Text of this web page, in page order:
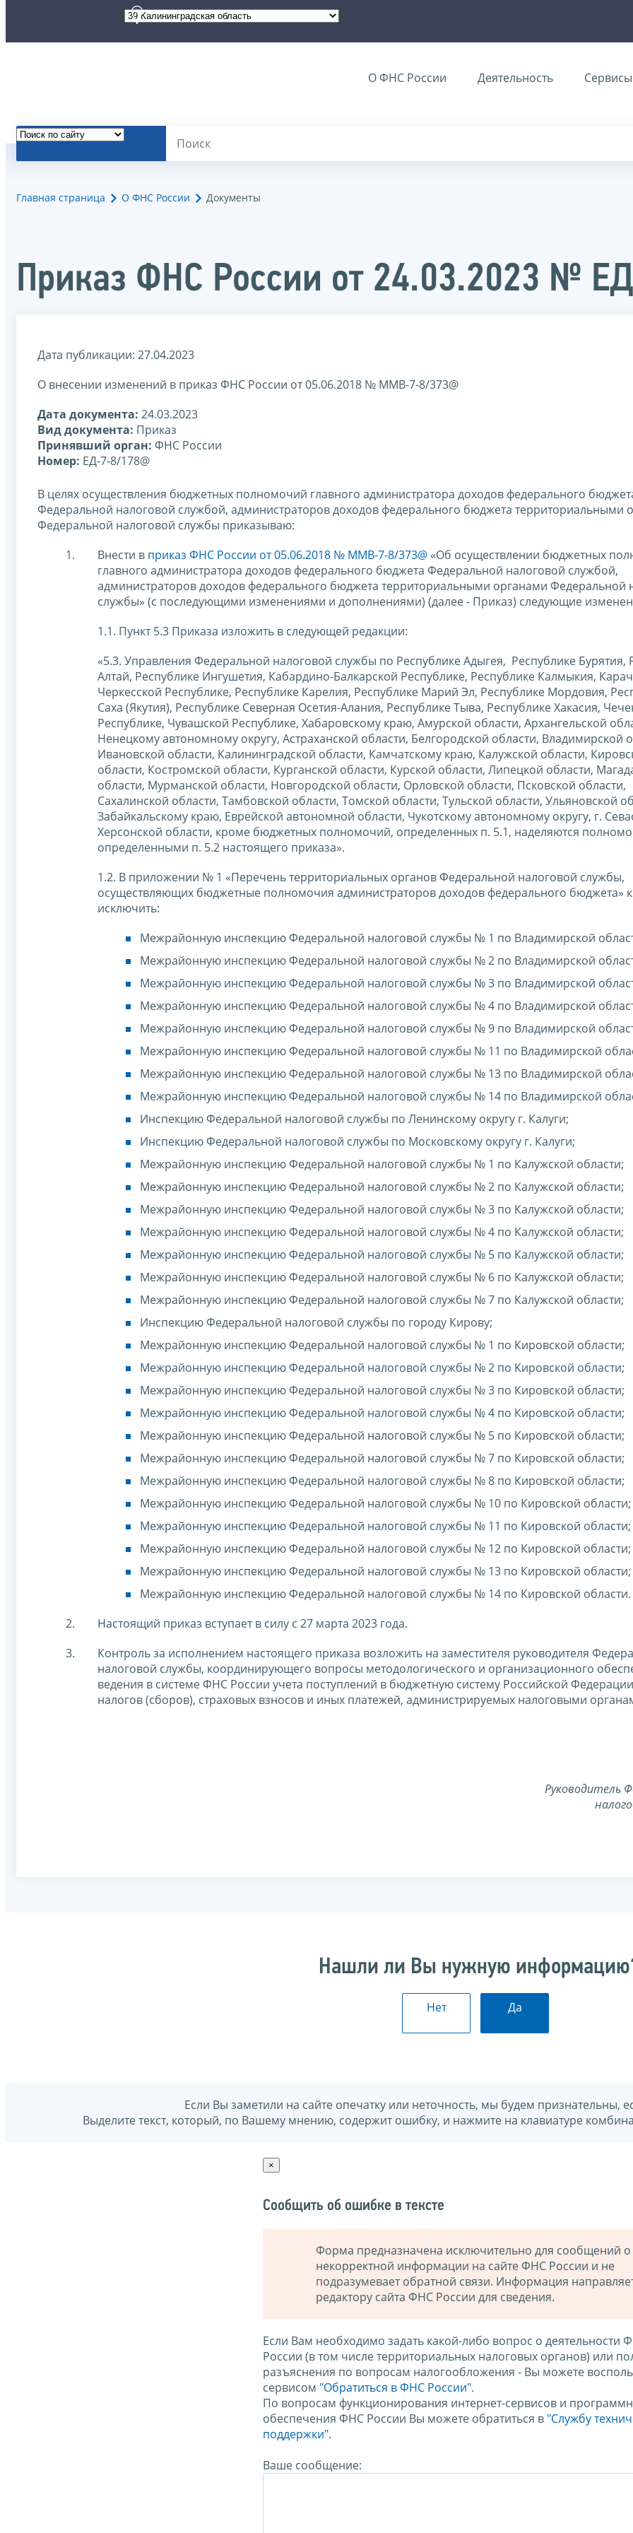
О ФНС России Деятельность Сервисы
Главная страница О ФНС России Документы
Приказ ФНС России от 24.03.2023 №
Дата публикации: 27.04.2023
О внесении изменений в приказ ФНС России от 05.06.2018 № ММВ-7-8/373@
Дата документа: 24.03.2023
Вид документа: Приказ
Принявший орган: ФНС России
Номер: ЕД-7-8/178@
В целях осуществления бюджетных полномочий главного администратора доходов федерального
Федеральной налоговой службой, администраторов доходов федерального бюджета территориальными
Федеральной налоговой службы приказываю:
Внести в приказ ФНС России от 05.06.2018 № ММВ-7-8/373@ «Об осуществлении бюджетных
главного администратора доходов федерального бюджета Федеральной налоговой службой,
администраторов доходов федерального бюджета территориальными органами Федеральной
службы» (с последующими изменениями и дополнениями) (далее - Приказ) следующие
1.1. Пункт 5.3 Приказа изложить в следующей редакции:
«5.3. Управления Федеральной налоговой службы по Республике Адыгея, Республике Бурятия,
Алтай, Республике Ингушетия, Кабардино-Балкарской Республике, Республике Калмыкия,
Черкесской Республике, Республике Карелия, Республике Марий Эл, Республике Мордовия,
Саха (Якутия), Республике Северная Осетия-Алания, Республике Тыва, Республике Хакасия,
Республике, Чувашской Республике, Хабаровскому краю, Амурской области, Архангельской
Ненецкому автономному округу, Астраханской области, Белгородской области, Владимирской
Ивановской области, Калининградской области, Камчатскому краю, Калужской области,
области, Костромской области, Курганской области, Курской области, Липецкой области,
области, Мурманской области, Новгородской области, Орловской области, Псковской области,
Сахалинской области, Тамбовской области, Томской области, Тульской области, Ульяновской
Забайкальскому краю, Еврейской автономной области, Чукотскому автономному округу, г.
Херсонской области, кроме бюджетных полномочий, определенных п. 5.1, наделяются
определенными п. 5.2 настоящего приказа».
1.2. В приложении № 1 «Перечень территориальных органов Федеральной налоговой службы,
осуществляющих бюджетные полномочия администраторов доходов федерального бюджета»
исключить:
Межрайонную инспекцию Федеральной налоговой службы № 1 по Владимирской
Межрайонную инспекцию Федеральной налоговой службы № 2 по Владимирской
Межрайонную инспекцию Федеральной налоговой службы № 3 по Владимирской
Межрайонную инспекцию Федеральной налоговой службы № 4 по Владимирской
Межрайонную инспекцию Федеральной налоговой службы № 9 по Владимирской
Межрайонную инспекцию Федеральной налоговой службы № 11 по Владимирской
Межрайонную инспекцию Федеральной налоговой службы № 13 по Владимирской
Межрайонную инспекцию Федеральной налоговой службы № 14 по Владимирской
Инспекцию Федеральной налоговой службы по Ленинскому округу г. Калуги;
Инспекцию Федеральной налоговой службы по Московскому округу г. Калуги;
Межрайонную инспекцию Федеральной налоговой службы № 1 по Калужской области;
Межрайонную инспекцию Федеральной налоговой службы № 2 по Калужской области;
Межрайонную инспекцию Федеральной налоговой службы № 3 по Калужской области;
Межрайонную инспекцию Федеральной налоговой службы № 4 по Калужской области;
Межрайонную инспекцию Федеральной налоговой службы № 5 по Калужской области;
Межрайонную инспекцию Федеральной налоговой службы № 6 по Калужской области;
Межрайонную инспекцию Федеральной налоговой службы № 7 по Калужской области;
Инспекцию Федеральной налоговой службы по городу Кирову;
Межрайонную инспекцию Федеральной налоговой службы № 1 по Кировской области;
Межрайонную инспекцию Федеральной налоговой службы № 2 по Кировской области;
Межрайонную инспекцию Федеральной налоговой службы № 3 по Кировской области;
Межрайонную инспекцию Федеральной налоговой службы № 4 по Кировской области;
Межрайонную инспекцию Федеральной налоговой службы № 5 по Кировской области;
Межрайонную инспекцию Федеральной налоговой службы № 7 по Кировской области;
Межрайонную инспекцию Федеральной налоговой службы № 8 по Кировской области;
Межрайонную инспекцию Федеральной налоговой службы № 10 по Кировской области;
Межрайонную инспекцию Федеральной налоговой службы № 11 по Кировской области;
Межрайонную инспекцию Федеральной налоговой службы № 12 по Кировской области;
Межрайонную инспекцию Федеральной налоговой службы № 13 по Кировской области;
Межрайонную инспекцию Федеральной налоговой службы № 14 по Кировской области.
Настоящий приказ вступает в силу с 27 марта 2023 года.
Контроль за исполнением настоящего приказа возложить на заместителя руководителя
налоговой службы, координирующего вопросы методологического и организационного
ведения в системе ФНС России учета поступлений в бюджетную систему Российской
налогов (сборов), страховых взносов и иных платежей, администрируемых налоговыми
Руководитель
Нашли ли Вы нужную
Нет Да
Если Вы заметили на сайте опечатку или неточность, мы будем признательны,
Выделите текст, который, по Вашему мнению, содержит ошибку, и нажмите на клавиатуре
×
Сообщить об ошибке в тексте
Форма предназначена исключительно для сообщений о
некорректной информации на сайте ФНС России и не
подразумевает обратной связи. Информация
редактору сайта ФНС России для сведения.
Если Вам необходимо задать какой-либо вопрос о деятельности
России (в том числе территориальных налоговых органов) или
разъяснения по вопросам налогообложения - Вы можете
сервисом "Обратиться в ФНС России".
По вопросам функционирования интернет-сервисов и
обеспечения ФНС России Вы можете обратиться в "Службу
поддержки".
Ваше сообщение: